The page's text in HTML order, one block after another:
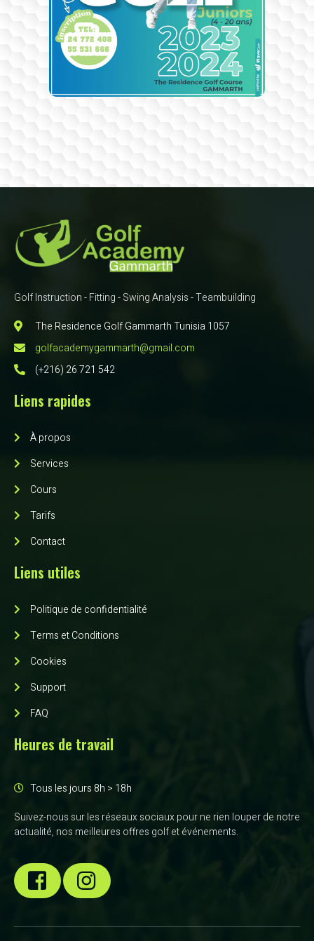
Golf Instruction - Fitting - Swing Analysis - Teambuilding
The Residence Golf Gammarth Tunisia 1057
golfacademygammarth@gmail.com
(+216) 26 721 542
Liens rapides
À propos
Services
Cours
Tarifs
Contact
Liens utiles
Politique de confidentialité
Terms et Conditions
Cookies
Support
FAQ
Heures de travail
Tous les jours 8h > 18h
Suivez-nous sur les réseaux sociaux pour ne rien louper de notre
actualité, nos meilleures offres golf et événements.